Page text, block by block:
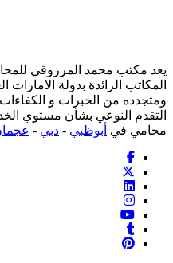
يعد مكتب محمد المرزوقي
المكاتب الرائدة بدولة الامارات
ومتجدده من الخبرات و
التقدم النوعي بشأن مستوي
محامي في أبوظبي - دبي -